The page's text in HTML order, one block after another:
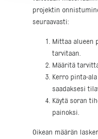
projektin
seuraavasti:
Mittaa alueen
tarvitaan.
Määritä
Kerro pinta-
saadaksesi
Käytä soran
painoksi.
Oikean määrän